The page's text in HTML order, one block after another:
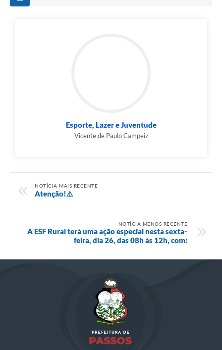
Esporte, Lazer e Juventude
Vicente de Paulo Campeiz
NOTÍCIA MAIS RECENTE
Atenção!⚠️
NOTÍCIA MENOS RECENTE
A ESF Rural terá uma ação especial nesta sexta-
feira, dia 26, das 08h às 12h, com: